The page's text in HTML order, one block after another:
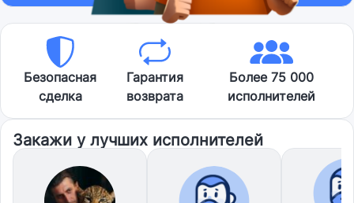
Безопасная
сделка
Гарантия
возврата
Более 75 000
исполнителей
Закажи у лучших исполнителей